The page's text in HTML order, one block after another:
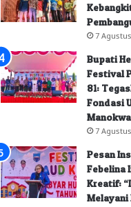
7
Bupati
Festival
81:
Fondasi
7
Pesan
Febelina
Kreatif:
Melayani